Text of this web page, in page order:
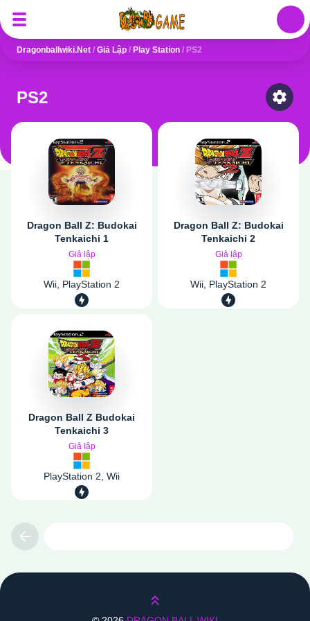
Dragonballwiki.net / Giả Lập / Play Station / PS2
PS2
Select
Dragon Ball Z: Budokai
Tenkaichi 1
Giả lập
Wii, PlayStation 2
Dragon Ball Z: Budokai
Tenkaichi 2
Giả lập
Wii, PlayStation 2
Dragon Ball Z Budokai
Tenkaichi 3
Giả lập
PlayStation 2, Wii
Lên trên